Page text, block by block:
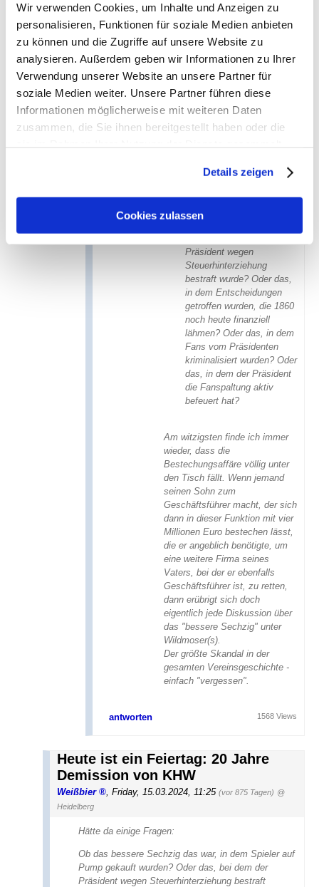
Wir verwenden Cookies, um Inhalte und Anzeigen zu
personalisieren, Funktionen für soziale Medien anbieten
zu können und die Zugriffe auf unsere Website zu
analysieren. Außerdem geben wir Informationen zu Ihrer
Verwendung unserer Website an unsere Partner für
soziale Medien weiter. Unsere Partner führen diese
Informationen möglicherweise mit weiteren Daten
zusammen, die Sie ihnen bereitgestellt haben oder die
Sie unsere Webseite weiterhin nutzen.
Details zeigen
Cookies zulassen
Tagen) @ "Swiss Lion" Dani (c)
Fred means Thread. (-; Wobei der menschliche
damals über den Abgang von KHW freute. (-;
Diesen Fred sollte man einrahmen,
Hätte da einige Fragen:
Ob das bessere Sechzig
das war, in dem Spieler auf
Präsident wegen
Steuerhinterziehung
bestraft wurde? Oder das,
in dem Entscheidungen
getroffen wurden, die 1860
noch heute finanziell
lähmen? Oder das, in dem
Fans vom Präsidenten
kriminalisiert wurden? Oder
das, in dem der Präsident
die Fanspaltung aktiv
befeuert hat?
Am witzigsten finde ich immer
wieder, dass die
Bestechungsaffäre völlig unter
den Tisch fällt. Wenn jemand
seinen Sohn zum
Geschäftsführer macht, der sich
dann in dieser Funktion mit vier
Millionen Euro bestechen lässt,
die er angeblich benötigte, um
eine weitere Firma seines
Vaters, bei der er ebenfalls
Geschäftsführer ist, zu retten,
dann erübrigt sich doch
eigentlich jede Diskussion über
das "bessere Sechzig" unter
Wildmoser(s).
Der größte Skandal in der
gesamten Vereinsgeschichte -
einfach "vergessen".
antworten 1568 Views
Heute ist ein Feiertag: 20 Jahre
Demission von KHW
Weißbier Friday, 15.03.2024, 11:25 (vor 875 Tagen) @
Heidelberg
Hätte da einige Fragen:
Ob das bessere Sechzig das war, in dem Spieler auf
Pump gekauft wurden? Oder das, bei dem der
Präsident wegen Steuerhinterziehung bestraft